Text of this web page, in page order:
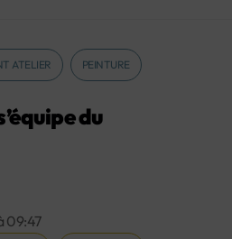
ATELIER PEINTURE
du
09:47